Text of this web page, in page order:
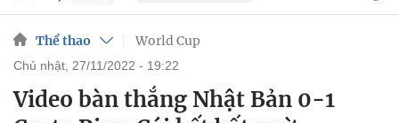
Thể thao World Cup
chủ nhật, 27/11/2022 - 19:22
Video bàn thắng Nhật Bản 0-1